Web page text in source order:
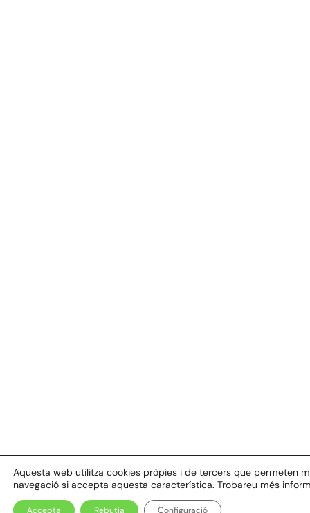
Aquesta web utilitza cookies pròpies i de tercers que permeten
navegació si accepta aquesta característica. Trobareu més
Accepta Rebutja Configuració